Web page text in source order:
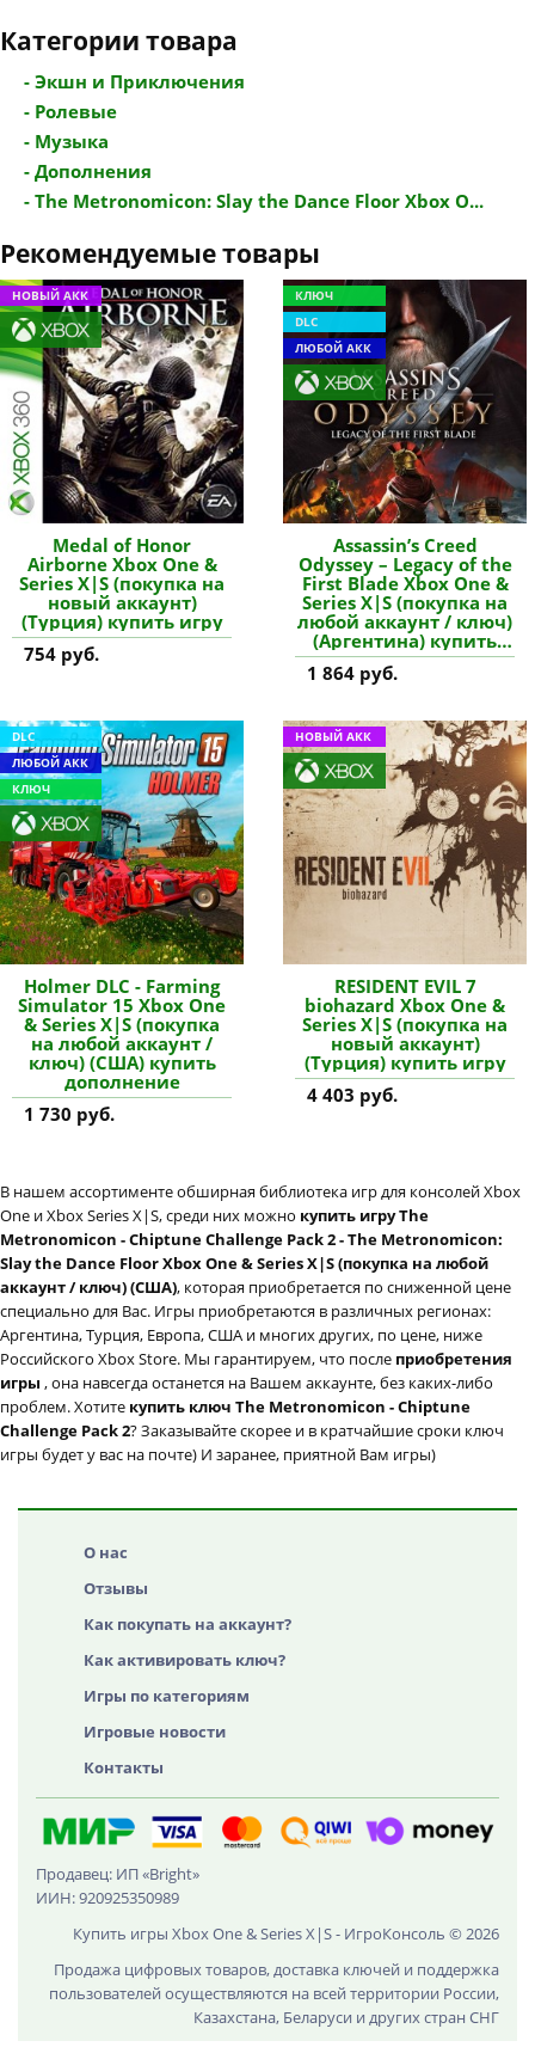
Категории товара
- Экшн и Приключения
- Ролевые
- Музыка
- Дополнения
- The Metronomicon: Slay the Dance Floor Xbox O...
Рекомендуемые товары
НОВЫЙ АКК
Medal of Honor
Airborne Xbox One &
Series X|S (покупка на
новый аккаунт)
(Турция) купить игру
754 руб.
КЛЮЧ
DLC
ЛЮБОЙ АКК
Assassin’s Creed
Odyssey – Legacy of the
First Blade Xbox One &
Series X|S (покупка на
любой аккаунт / ключ)
(Аргентина) купить
дополнение
1 864 руб.
DLC
ЛЮБОЙ АКК
КЛЮЧ
Holmer DLC - Farming
Simulator 15 Xbox One
& Series X|S (покупка
на любой аккаунт /
ключ) (США) купить
дополнение
1 730 руб.
НОВЫЙ АКК
RESIDENT EVIL 7
biohazard Xbox One &
Series X|S (покупка на
новый аккаунт)
(Турция) купить игру
4 403 руб.
В нашем ассортименте обширная библиотека игр для консолей Xbox
One и Xbox Series X|S, среди них можно купить игру The
Metronomicon - Chiptune Challenge Pack 2 - The Metronomicon:
Slay the Dance Floor Xbox One & Series X|S (покупка на любой
аккаунт / ключ) (США), которая приобретается по сниженной цене
специально для Вас. Игры приобретаются в различных регионах:
Аргентина, Турция, Европа, США и многих других, по цене, ниже
Российского Xbox Store. Мы гарантируем, что после приобретения
игры , она навсегда останется на Вашем аккаунте, без каких-либо
проблем. Хотите купить ключ The Metronomicon - Chiptune
Challenge Pack 2? Заказывайте скорее и в кратчайшие сроки ключ
игры будет у вас на почте) И заранее, приятной Вам игры)
О нас
Отзывы
Как покупать на аккаунт?
Как активировать ключ?
Игры по категориям
Игровые новости
Контакты
Продавец: ИП «Bright»
ИИН: 920925350989
Купить игры Xbox One & Series X|S - ИгроКонсоль © 2026
Продажа цифровых товаров, доставка ключей и поддержка
пользователей осуществляются на всей территории России,
Казахстана, Беларуси и других стран СНГ